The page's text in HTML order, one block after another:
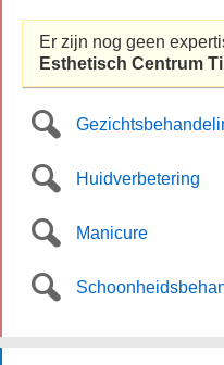
Er zijn nog geen
Esthetisch Centrum
Huidverbetering
Manicure